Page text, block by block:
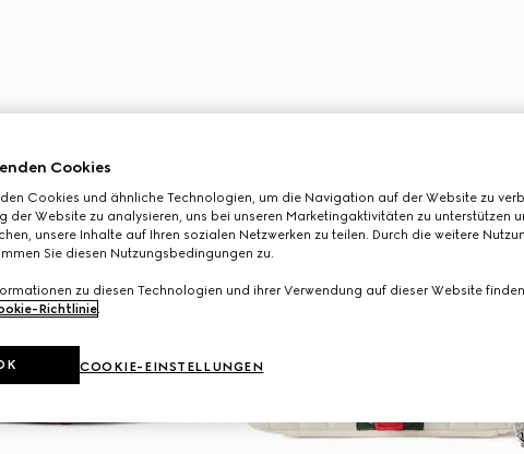
Cookies
Cookies und ähnliche Technologien, um die Navigation auf der Website zu
der Website zu analysieren, uns bei unseren Marketingaktivitäten zu unterstützen
unsere Inhalte auf Ihren sozialen Netzwerken zu teilen. Durch die weitere
Sie diesen Nutzungsbedingungen zu.
zu diesen Technologien und ihrer Verwendung auf dieser Website
Richtlinie.
COOKIE-EINSTELLUNGEN